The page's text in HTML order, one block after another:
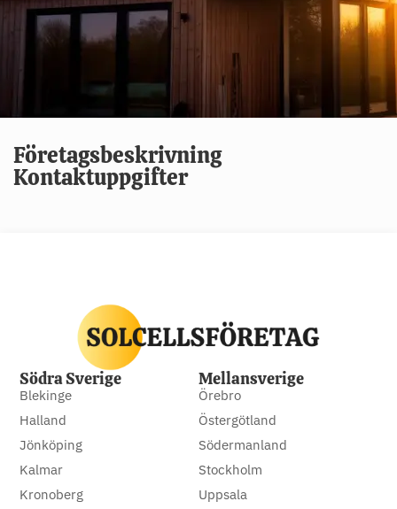
Företagsbeskrivning
Kontaktuppgifter
Södra Sverige
Blekinge
Halland
Jönköping
Kalmar
Kronoberg
Mellansverige
Örebro
Östergötland
Södermanland
Stockholm
Uppsala